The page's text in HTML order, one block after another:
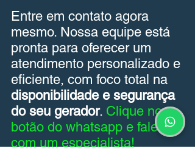
Entre em contato agora
mesmo. Nossa equipe está
pronta para oferecer um
atendimento personalizado e
eficiente, com foco total na
disponibilidade e segurança
do seu gerador. Clique no
botão do whatsapp e fale
com um especialista!